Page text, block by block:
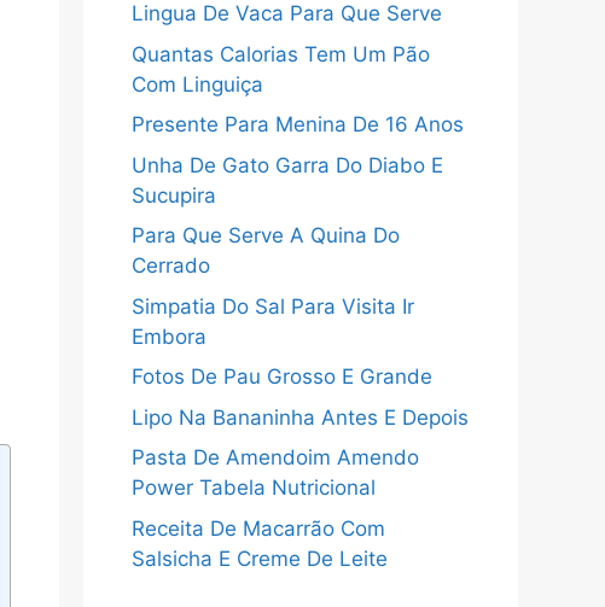
Lingua De Vaca Para Que Serve
Quantas Calorias Tem Um Pão
Com Linguiça
Presente Para Menina De 16 Anos
Unha De Gato Garra Do Diabo E
Sucupira
Para Que Serve A Quina Do
Cerrado
Simpatia Do Sal Para Visita Ir
Embora
Fotos De Pau Grosso E Grande
Lipo Na Bananinha Antes E Depois
Pasta De Amendoim Amendo
Power Tabela Nutricional
Receita De Macarrão Com
Salsicha E Creme De Leite